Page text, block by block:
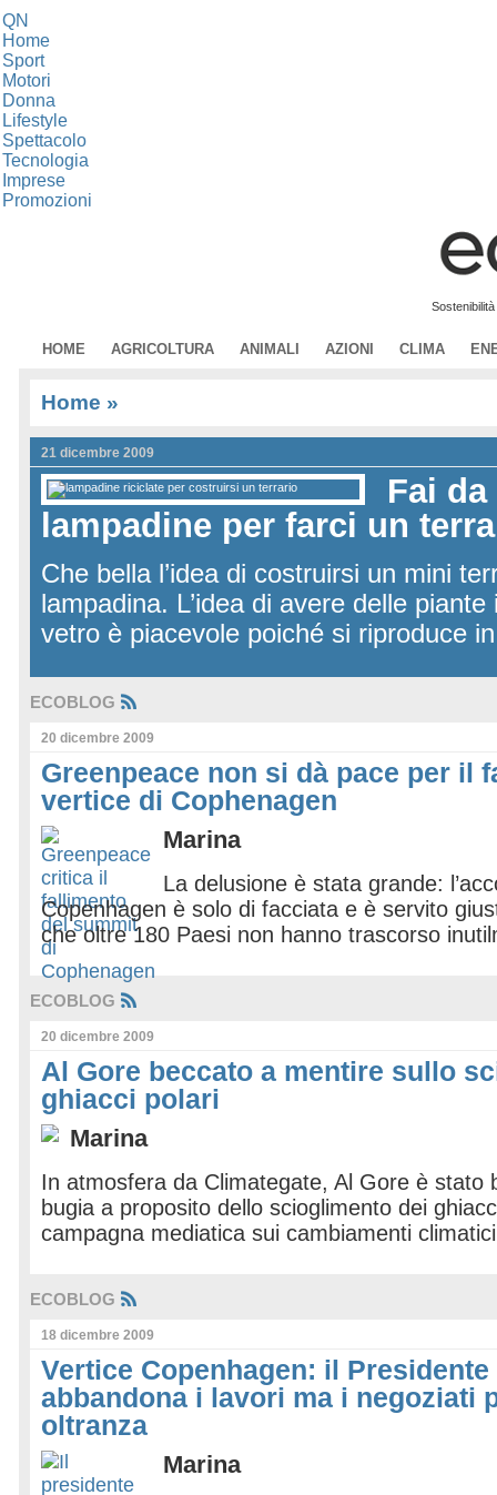
QN
Home
Sport
Motori
Donna
Lifestyle
Spettacolo
Tecnologia
Imprese
Promozioni
HOME AGRICOLTURA ANIMALI AZIONI CLIMA
Home »
21 dicembre 2009
Fai
lampadine per farci un
Che bella l’idea di costruirsi un mini
lampadina. L’idea di avere delle
vetro è piacevole poiché si riproduce
ECOBLOG
20 dicembre 2009
Greenpeace non si dà pace per il
vertice di Cophenagen
Marina
La delusione è stata grande:
Copenhagen è solo di facciata e è servito
che oltre 180 Paesi non hanno trascorso
ECOBLOG
20 dicembre 2009
Al Gore beccato a mentire sullo
ghiacci polari
Marina
In atmosfera da Climategate, Al Gore è stato
bugia a proposito dello scioglimento dei
campagna mediatica sui cambiamenti
ECOBLOG
18 dicembre 2009
Vertice Copenhagen: il
abbandona i lavori ma i negoziati
oltranza
Marina